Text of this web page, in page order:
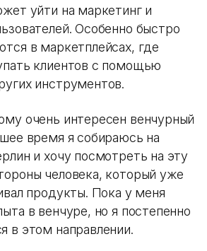
уйти на маркетинг и
Особенно быстро
в маркетплейсах, где
клиентов с помощью
инструментов.
очень интересен венчурный
время я собираюсь на
и хочу посмотреть на эту
человека, который уже
продукты. Пока у меня
в венчуре, но я постепенно
в этом направлении.